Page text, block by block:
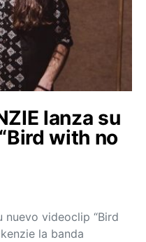
lanza su
with no
nuevo videoclip “Bird
la banda